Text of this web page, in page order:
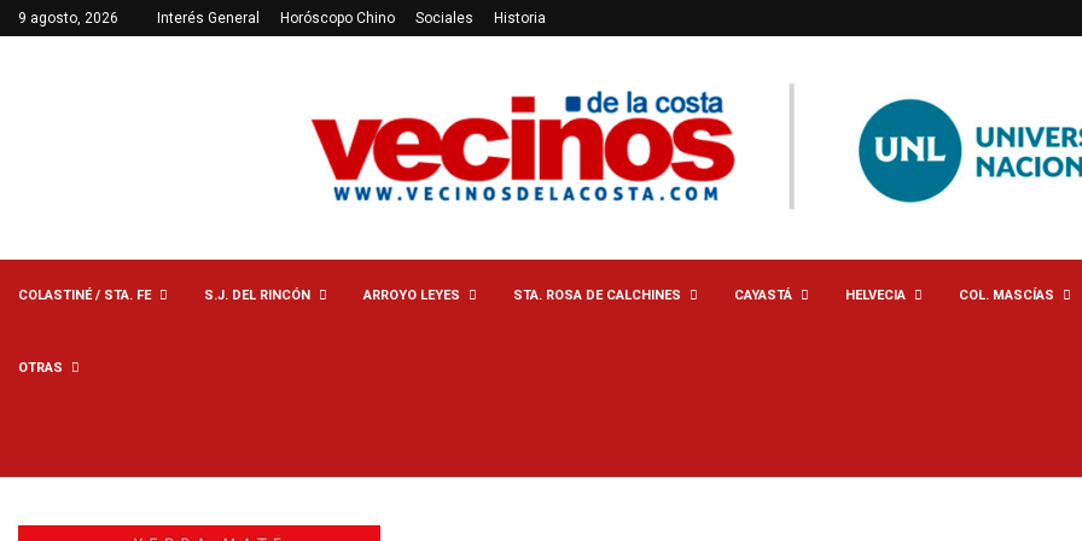
9 agosto, 2026 Interés General Horóscopo Chino Sociales Historia
COLASTINÉ / STA. FE S.J. DEL RINCÓN ARROYO LEYES STA. ROSA DE CALCHINES CAYASTÁ HELVECIA COL. MASCÍAS
OTRAS